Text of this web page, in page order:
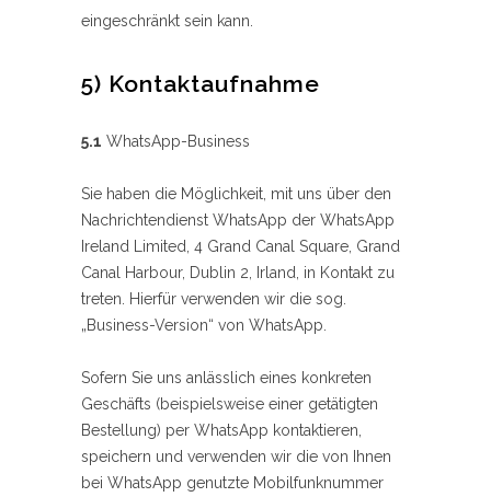
eingeschränkt sein kann.
5) Kontaktaufnahme
5.1 WhatsApp-Business
Sie haben die Möglichkeit, mit uns über den
Nachrichtendienst WhatsApp der WhatsApp
Ireland Limited, 4 Grand Canal Square, Grand
Canal Harbour, Dublin 2, Irland, in Kontakt zu
treten. Hierfür verwenden wir die sog.
„Business-Version“ von WhatsApp.
Sofern Sie uns anlässlich eines konkreten
Geschäfts (beispielsweise einer getätigten
Bestellung) per WhatsApp kontaktieren,
speichern und verwenden wir die von Ihnen
bei WhatsApp genutzte Mobilfunknummer